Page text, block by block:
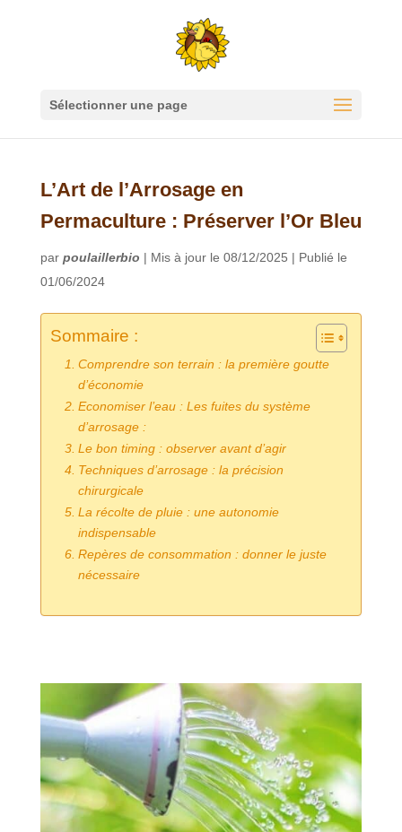
Sélectionner une page
L’Art de l’Arrosage en
Permaculture : Préserver l’Or Bleu
par poulaillerbio | Mis à jour le 08/12/2025 | Publié le
01/06/2024
Sommaire :
Comprendre son terrain : la première goutte
d’économie
Economiser l’eau : Les fuites du système
d’arrosage :
Le bon timing : observer avant d’agir
Techniques d’arrosage : la précision
chirurgicale
La récolte de pluie : une autonomie
indispensable
Repères de consommation : donner le juste
nécessaire